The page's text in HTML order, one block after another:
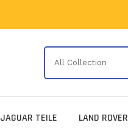
JAGUAR TEILE LAND